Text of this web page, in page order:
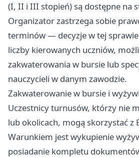
(I, II i III stopień) są dostępne na
Organizator zastrzega sobie
terminów — decyzje w tej
liczby kierowanych uczniów,
zakwaterowania w bursie lub
nauczycieli w danym zawodzie.
Zakwaterowanie w bursie i
Uczestnicy turnusów, którzy nie
lub okolicach, mogą skorzystać z
Warunkiem jest wykupienie
posiadanie kompletu